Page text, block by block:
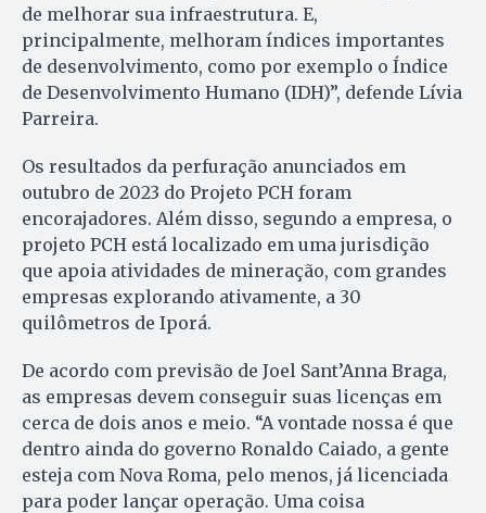
de melhorar sua infraestrutura. E,
principalmente, melhoram índices importantes
de desenvolvimento, como por exemplo o Índice
de Desenvolvimento Humano (IDH)”, defende Lívia
Parreira.
Os resultados da perfuração anunciados em
outubro de 2023 do Projeto PCH foram
encorajadores. Além disso, segundo a empresa, o
projeto PCH está localizado em uma jurisdição
que apoia atividades de mineração, com grandes
empresas explorando ativamente, a 30
quilômetros de Iporá.
De acordo com previsão de Joel Sant’Anna Braga,
as empresas devem conseguir suas licenças em
cerca de dois anos e meio. “A vontade nossa é que
dentro ainda do governo Ronaldo Caiado, a gente
esteja com Nova Roma, pelo menos, já licenciada
para poder lançar operação. Uma coisa